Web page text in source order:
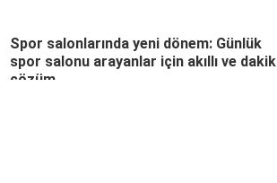
Spor salonlarında yeni dönem: Günlük
spor salonu arayanlar için akıllı ve dakik
çözüm